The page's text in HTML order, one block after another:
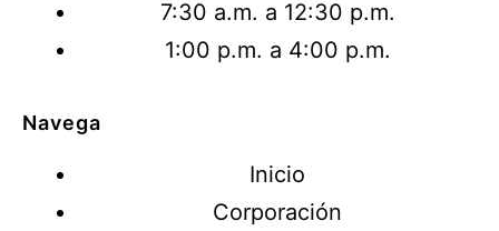
7:30 a.m. a 12:30 p.m.
1:00 p.m. a 4:00 p.m.
Navega
Inicio
Corporación